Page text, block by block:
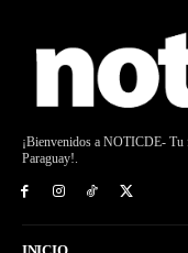
¡Bienvenidos a NOTICDE- Tu
Paraguay!.